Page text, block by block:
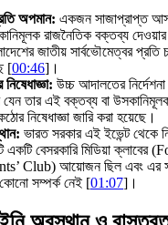
অপমান: একজন সাজাপ্রাপ্ত
রাজনৈতিক বক্তব্য
জাতীয় সার্বভৌমেত্বর প্রতি
[00:46]।
উচ্চ আদালতের
তার এই বক্তব্য বা উসকানিমূলক
নিষেধাজ্ঞা জারি করা হয়েছে।
ভারত সরকার এই ইভেন্ট থেকে
একটি বেসরকারি মিডিয়া ক্লাবের
Club) আয়োজন ছিল এবং এর
কোনো সম্পর্ক নেই [01:07]।